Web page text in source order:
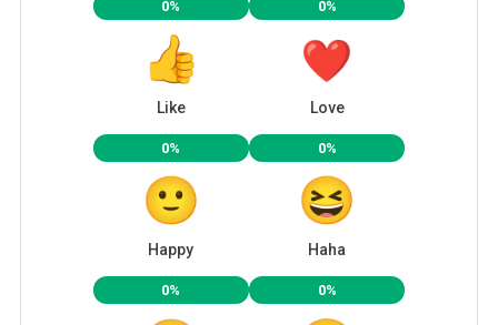
0%
Like
0%
Love
0%
Happy
0%
Haha
0% 0%